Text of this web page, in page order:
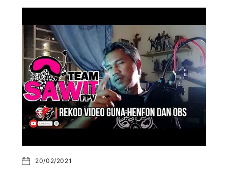
20/02/2021